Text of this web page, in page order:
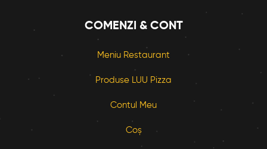
COMENZI & CONT
Meniu Restaurant
Produse LUU Pizza
Contul Meu
Coș